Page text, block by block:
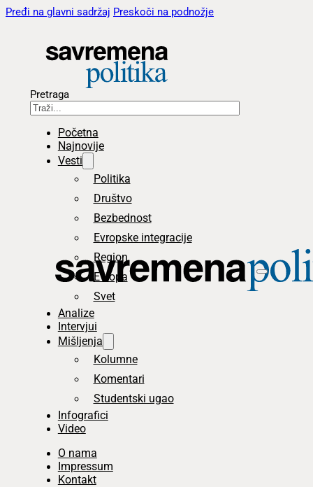
Pređi na glavni sadržaj Preskoči na podnožje
Pretraga
Početna
Najnovije
Vesti
Politika
Društvo
Bezbednost
Evropske integracije
Region
Evropa
Svet
Analize
Intervjui
Mišljenja
Kolumne
Komentari
Studentski ugao
Infografici
Video
O nama
Impressum
Kontakt